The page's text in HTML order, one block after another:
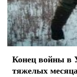
Конец войны в
тяжелых